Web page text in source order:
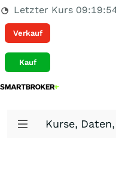
Letzter Kurs
Verkauf
Kauf
Kurse,